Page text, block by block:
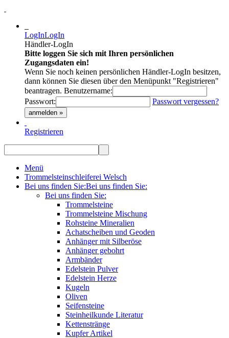
LogInLogIn
Händler-LogIn
Bitte loggen Sie sich mit Ihren persönlichen
Zugangsdaten ein!
Wenn Sie noch keinen persönlichen Händler-LogIn besitzen,
dann können Sie diesen über den Menüpunkt "Registrieren"
beantragen. Benutzername:
Passwort:
Passwort vergessen?
anmelden »
Registrieren
Menü
Trommelsteinschleiferei Welsch
Bei uns finden Sie:Bei uns finden Sie:
Bei uns finden Sie:
Trommelsteine
Trommelsteine Mischung
Rohsteine Mineralien
Achatscheiben und Geoden
Anhänger mit Silberöse
Anhänger gebohrt
Armbänder
Edelstein Pulver
Edelstein Herze
Kugeln
Oliven
Seifensteine
Steinheilkunde Literatur
Kettenstränge
Kupfer Artikel